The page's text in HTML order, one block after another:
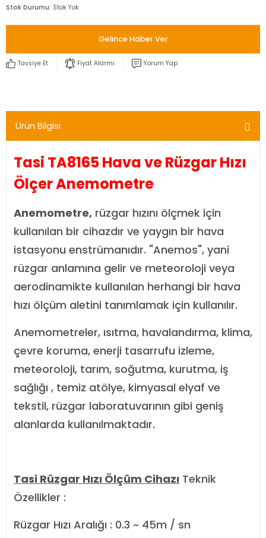
Stok Durumu Stok Yok
Gelince Haber Ver
Tavsiye Et Fiyat Alarmı Yorum Yap
Ürün Bilgisi
Tasi TA8165 Hava ve Rüzgar Hızı
Ölçer Anemometre
Anemometre, rüzgar hızını ölçmek için
kullanılan bir cihazdır ve yaygın bir hava
istasyonu enstrümanıdır. "Anemos", yani
rüzgar anlamına gelir ve meteoroloji veya
aerodinamikte kullanılan herhangi bir hava
hızı ölçüm aletini tanımlamak için kullanılır.
Anemometreler, ısıtma, havalandırma, klima,
çevre koruma, enerji tasarrufu izleme,
meteoroloji, tarım, soğutma, kurutma, iş
sağlığı , temiz atölye, kimyasal elyaf ve
tekstil, rüzgar laboratuvarının gibi geniş
alanlarda kullanılmaktadır.
Tasi Rüzgar Hızı Ölçüm Cihazı Teknik
Özellikler :
Rüzgar Hızı Aralığı : 0.3 ~ 45m / sn